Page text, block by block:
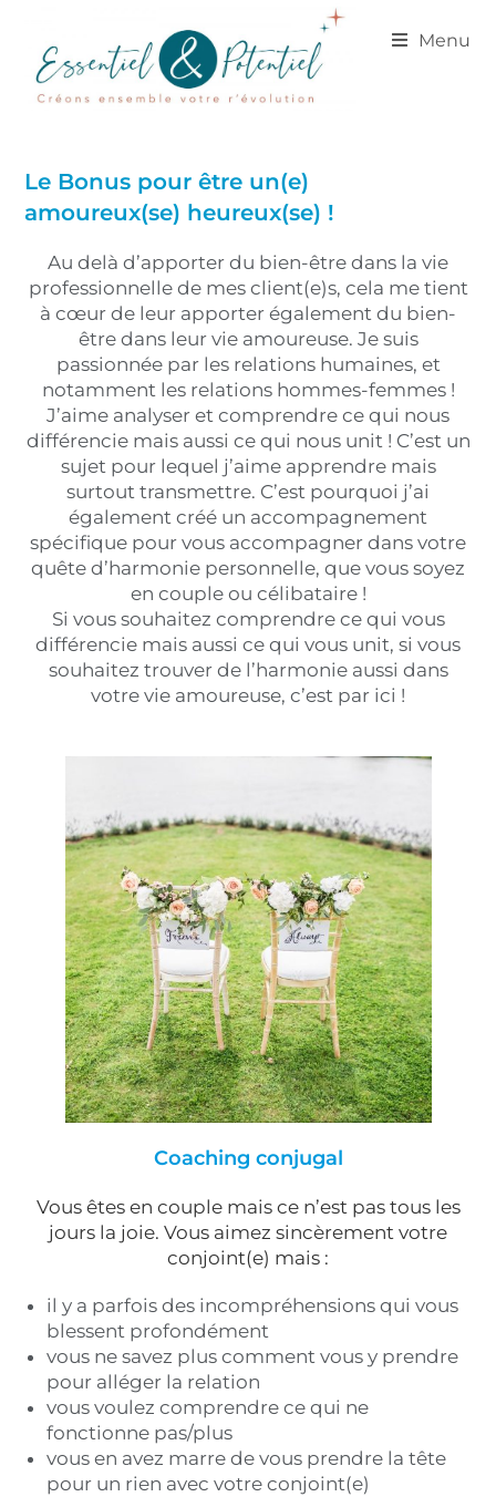
Menu
Le Bonus pour être un(e)
amoureux(se) heureux(se) !
Au delà d’apporter du bien-être dans la vie
professionnelle de mes client(e)s, cela me tient
à cœur de leur apporter également du bien-
être dans leur vie amoureuse. Je suis
passionnée par les relations humaines, et
notamment les relations hommes-femmes !
J’aime analyser et comprendre ce qui nous
différencie mais aussi ce qui nous unit ! C’est un
sujet pour lequel j’aime apprendre mais
surtout transmettre. C’est pourquoi j’ai
également créé un accompagnement
spécifique pour vous accompagner dans votre
quête d’harmonie personnelle, que vous soyez
en couple ou célibataire !
Si vous souhaitez comprendre ce qui vous
différencie mais aussi ce qui vous unit, si vous
souhaitez trouver de l’harmonie aussi dans
votre vie amoureuse, c’est par ici !
Coaching conjugal
Vous êtes en couple mais ce n’est pas tous les
jours la joie. Vous aimez sincèrement votre
conjoint(e) mais :
il y a parfois des incompréhensions qui vous
blessent profondément
vous ne savez plus comment vous y prendre
pour alléger la relation
vous voulez comprendre ce qui ne
fonctionne pas/plus
vous en avez marre de vous prendre la tête
pour un rien avec votre conjoint(e)